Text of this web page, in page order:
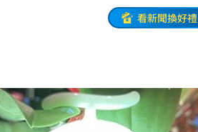
看新聞換好禮